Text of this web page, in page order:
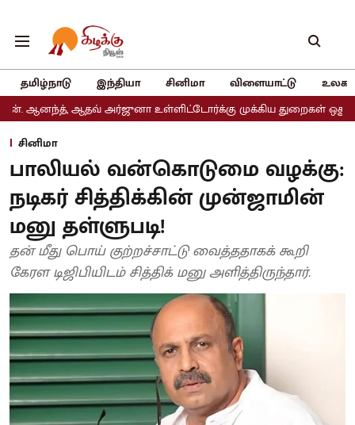
தமிழ்நாடு இந்தியா சினிமா விளையாட்டு
அர்ஜுனா உள்ளிட்டோர்க்கு முக்கிய துறைகள் ஒதுக்கீடு
சினிமா
பாலியல் வன்கொடுமை வழக்கு:
நடிகர் சித்திக்கின் முன்ஜாமின்
மனு தள்ளுபடி!
தன் மீது பொய் குற்றச்சாட்டு வைத்ததாகக் கூறி
கேரள டிஜிபியிடம் சித்திக் மனு அளித்திருந்தார்.